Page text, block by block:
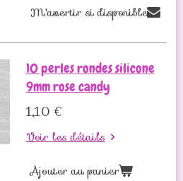
M'avertir si disponible
10 perles rondes silicone
9mm rose candy
1,10 €
Voir les détails
Ajouter au panier